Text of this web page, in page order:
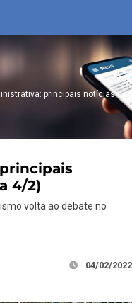
principais notícias da
4/2)
volta ao debate no
04/02/2022